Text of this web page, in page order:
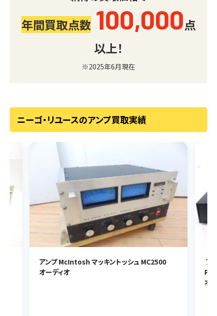
年間買取点数 100,000点
以上！
※2025年6月現在
ニーゴ・リユースのアンプ買取実績
アンプ McIntosh マッキントッシュ MC2500
オーディオ
ア
オ